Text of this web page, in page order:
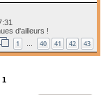
d'ailleurs !
1 … 40 41 42 43
1